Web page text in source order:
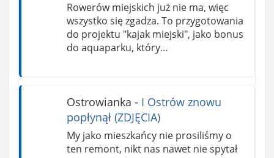
Rowerów miejskich już nie ma, więc
wszystko się zgadza. To przygotowania
do projektu "kajak miejski", jako bonus
do aquaparku, który…
Ostrowianka - I Ostrów znowu
popłynął (ZDJĘCIA)
My jako mieszkańcy nie prosiliśmy o
ten remont, nikt nas nawet nie spytał